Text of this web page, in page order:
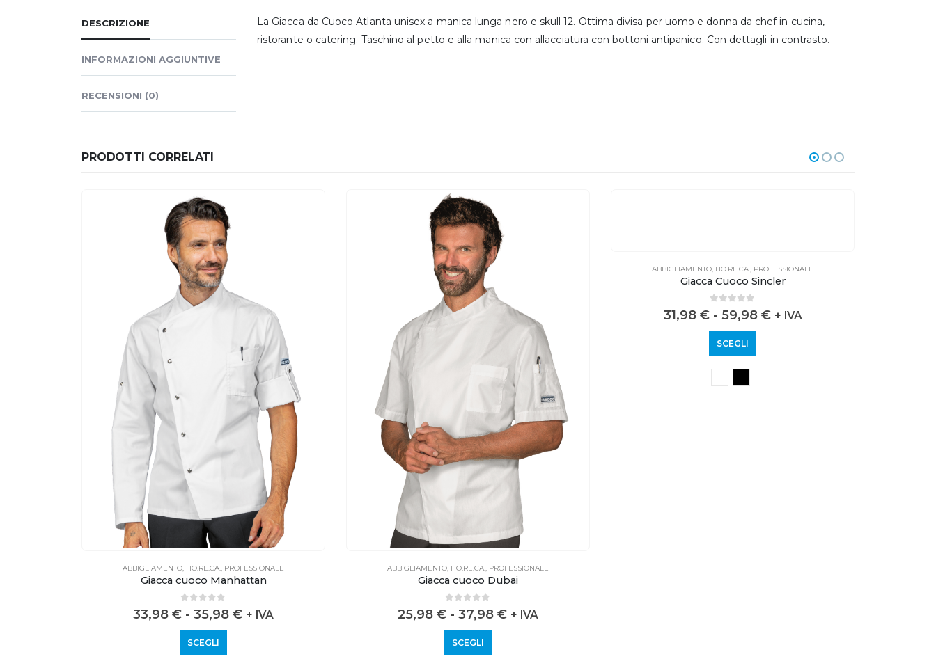
DESCRIZIONE
INFORMAZIONI AGGIUNTIVE
RECENSIONI (0)
La Giacca da Cuoco Atlanta unisex a manica lunga nero e skull 12. Ottima divisa per uomo e donna da chef in cucina,
ristorante o catering. Taschino al petto e alla manica con allacciatura con bottoni antipanico. Con dettagli in contrasto.
PRODOTTI CORRELATI
ABBIGLIAMENTO, HO.RE.CA., PROFESSIONALE
Giacca cuoco Manhattan
out of 5
33,98 € - 35,98 € + IVA
SCEGLI
ABBIGLIAMENTO, HO.RE.CA., PROFESSIONALE
Giacca cuoco Dubai
out of 5
25,98 € - 37,98 € + IVA
SCEGLI
ABBIGLIAMENTO, HO.RE.CA., PROFESSIONALE
Giacca Cuoco Sincler
out of 5
31,98 € - 59,98 € + IVA
SCEGLI